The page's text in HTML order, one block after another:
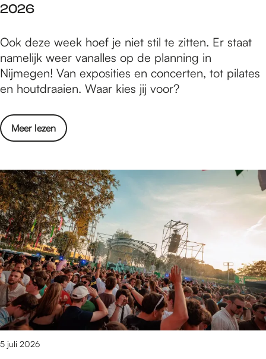
1
t
/
m
1
j
u
i
2
0
2
6
i
N
i
j
m
g
e
1
3
t
/
m
1
9
j
u
l
2
2026
W
a
t
i
e
r
d
o
e
n
i
n
N
i
j
m
e
g
Ook deze week hoef je niet stil te zitten. Er staat
namelijk weer vanalles op de planning in
Nijmegen! Van exposities en concerten, tot pilates
en houtdraaien. Waar kies jij voor?
Meer lezen
o
v
r
W
a
t
i
s
e
r
t
e
d
o
5 juli 2026